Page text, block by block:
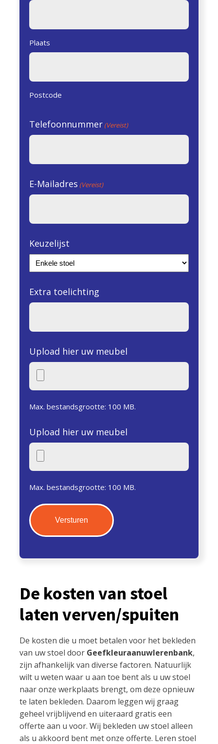
Plaats
Postcode
Telefoonnummer (Vereist)
E-Mailadres (Vereist)
Keuzelijst
Extra toelichting
Upload hier uw meubel
Max. bestandsgrootte: 100 MB.
Upload hier uw meubel
Max. bestandsgrootte: 100 MB.
De kosten van stoel
laten verven/spuiten
De kosten die u moet betalen voor het bekleden
van uw stoel door Geefkleuraanuwlerenbank,
zijn afhankelijk van diverse factoren. Natuurlijk
wilt u weten waar u aan toe bent als u uw stoel
naar onze werkplaats brengt, om deze opnieuw
te laten bekleden. Daarom leggen wij graag
geheel vrijblijvend en uiteraard gratis een
offerte aan u voor. Wij bekleden uw stoel alleen
als u akkoord bent met onze offerte. Leren stoel